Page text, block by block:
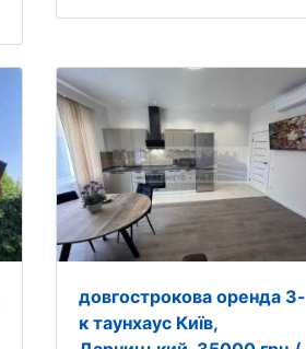
довгострокова оренда 3-
к таунхаус Київ,